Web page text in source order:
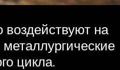
на
цикла.